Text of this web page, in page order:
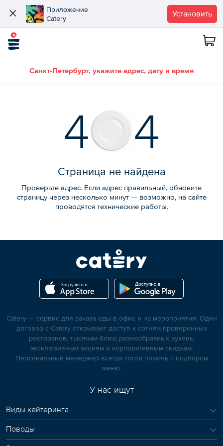
Приложение
Catery
Установить
Санкт-Петербург, укажите адрес, дату и время
4 4
Страница не найдена
Проверьте адрес. Если адрес правильный, обновите
страницу через несколько минут — возможно, на сайте
проводятся технические работы.
Catery — сервис для заказа еды в офис и на мероприятия. Один
договор с Catery открывает доступ к сотням проверенных
ресторанов, тысячам блюд разнообразных кухонь,
эксклюзивным акциям и корпоративным скидкам.
Персональный менеджер всегда готов помочь с подбором
меню.
У нас ищут
Виды кейтеринга
Поводы